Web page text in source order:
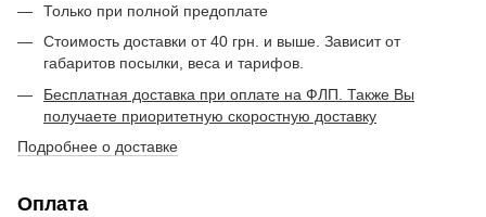
Только при полной предоплате
Стоимость доставки от 40 грн. и выше. Зависит от
габаритов посылки, веса и тарифов.
Бесплатная доставка при оплате на ФЛП. Также Вы
получаете приоритетную скоростную доставку
Подробнее о доставке
Оплата